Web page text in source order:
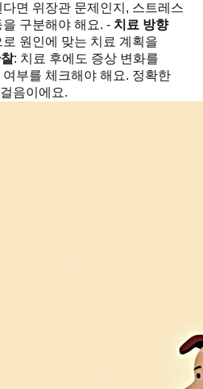
면 위장관 문제인지, 스트레스
구분해야 해요. - 치료 방향
원인에 맞는 치료 계획을
: 치료 후에도 증상 변화를
부를 체크해야 해요. 정확한
음이에요.